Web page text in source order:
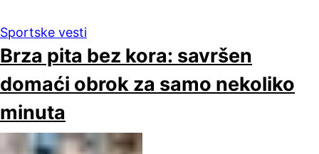
Sportske vesti
Brza pita bez kora: savršen
domaći obrok za samo nekoliko
minuta